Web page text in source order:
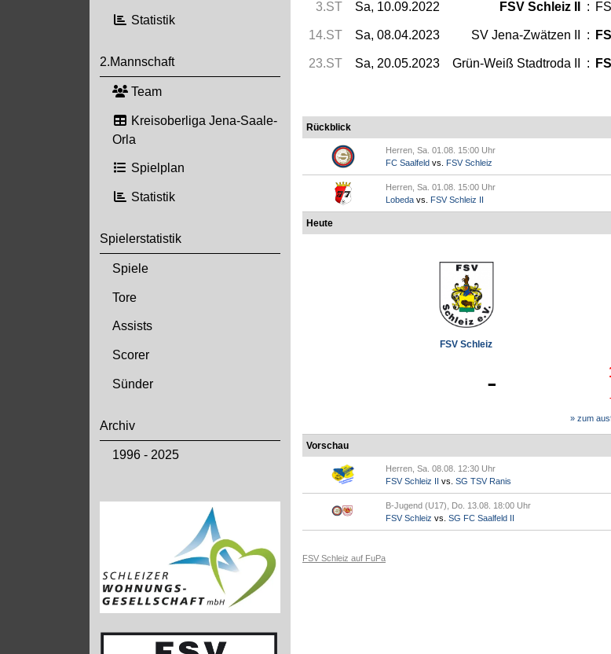
Statistik
2.Mannschaft
Team
Kreisoberliga Jena-Saale-
Orla
Spielplan
Statistik
Spielerstatistik
Spiele
Tore
Assists
Scorer
Sünder
Archiv
1996 - 2025
3.ST Sa, 10.09.2022 FSV Schleiz II :
14.ST Sa, 08.04.2023 SV Jena-Zwätzen II :
23.ST Sa, 20.05.2023 Grün-Weiß Stadtroda II :
Rückblick
Herren, Sa. 01.08. 15:00 Uhr
FC Saalfeld vs. FSV Schleiz
Herren, Sa. 01.08. 15:00 Uhr
Lobeda vs. FSV Schleiz II
Heute
FSV Schleiz
-
» zum
Vorschau
Herren, Sa. 08.08. 12:30 Uhr
FSV Schleiz II vs. SG TSV Ranis
B-Jugend (U17), Do. 13.08. 18:00 Uhr
FSV Schleiz vs. SG FC Saalfeld II
FSV Schleiz auf FuPa